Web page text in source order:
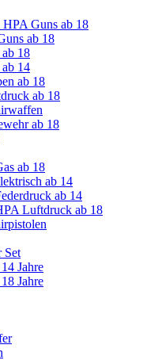
Guns ab 18
ab 18
18
14
ab 18
ab 18
ab 18
ab 18
ab 14
ab 14
Luftdruck ab 18
Set
Jahre
Jahre